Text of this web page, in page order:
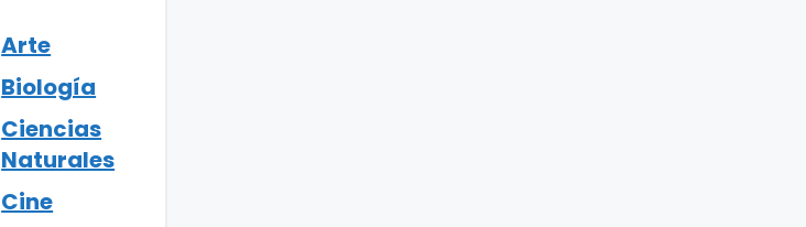
Arte
Biología
Ciencias
Naturales
Cine